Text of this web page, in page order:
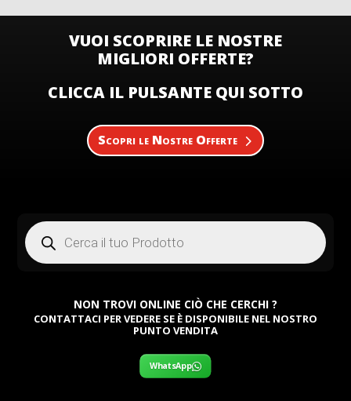
VUOI SCOPRIRE LE NOSTRE
MIGLIORI OFFERTE?
CLICCA IL PULSANTE QUI SOTTO
Scopri le Nostre Offerte
Products
search
NON TROVI ONLINE CIÒ CHE CERCHI ?
CONTATTACI PER VEDERE SE È DISPONIBILE NEL NOSTRO
PUNTO VENDITA
WhatsApp